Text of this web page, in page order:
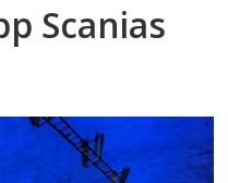
Scanias